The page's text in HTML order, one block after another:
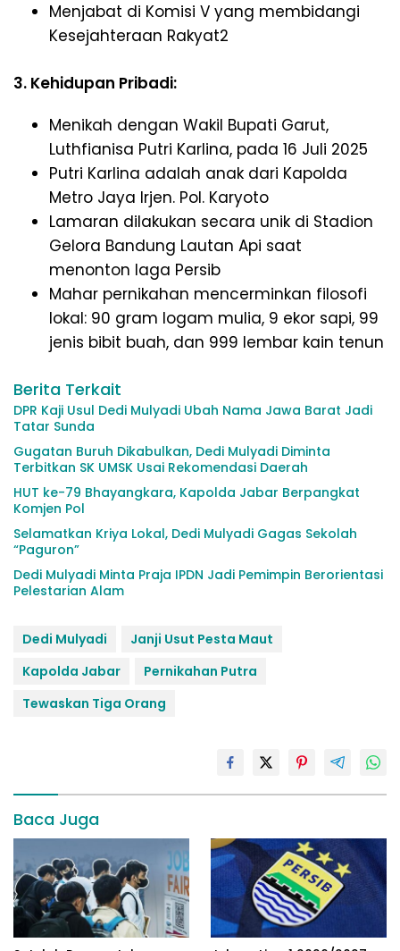
Menjabat di Komisi V yang membidangi
Kesejahteraan Rakyat2
3. Kehidupan Pribadi:
Menikah dengan Wakil Bupati Garut,
Luthfianisa Putri Karlina, pada 16 Juli 2025
Putri Karlina adalah anak dari Kapolda
Metro Jaya Irjen. Pol. Karyoto
Lamaran dilakukan secara unik di Stadion
Gelora Bandung Lautan Api saat
menonton laga Persib
Mahar pernikahan mencerminkan filosofi
lokal: 90 gram logam mulia, 9 ekor sapi, 99
jenis bibit buah, dan 999 lembar kain tenun
Berita Terkait
DPR Kaji Usul Dedi Mulyadi Ubah Nama Jawa Barat Jadi
Tatar Sunda
Gugatan Buruh Dikabulkan, Dedi Mulyadi Diminta
Terbitkan SK UMSK Usai Rekomendasi Daerah
HUT ke-79 Bhayangkara, Kapolda Jabar Berpangkat
Komjen Pol
Selamatkan Kriya Lokal, Dedi Mulyadi Gagas Sekolah
“Paguron”
Dedi Mulyadi Minta Praja IPDN Jadi Pemimpin Berorientasi
Pelestarian Alam
Dedi Mulyadi
Janji Usut Pesta Maut
Kapolda Jabar
Pernikahan Putra
Tewaskan Tiga Orang
Baca Juga